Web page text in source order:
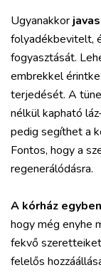
Ugyanakkor
folyadékbevitelt,
fogyasztását.
embrekkel
terjedését. A
nélkül kapható
pedig segíthet a
Fontos, hogy a
regenerálódásra.
A kórház
hogy még enyhe
fekvő
felelős